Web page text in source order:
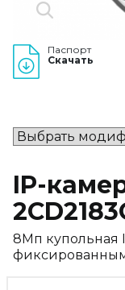
Паспорт
Скачать
IP-
8Мп купольная